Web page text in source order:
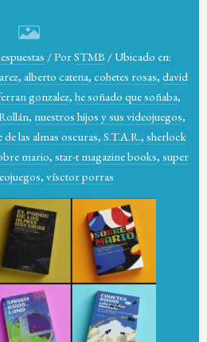
/PorSTMB / Ubicado en:
, alberto catena, cohetes rosas, david
gonzalez, he soñado que soñaba,
, nuestros hijos y sus videojuegos,
de las almas oscuras, S.T.A.R., sherlock
mario, star-t magazine books, super
, vísctor porras